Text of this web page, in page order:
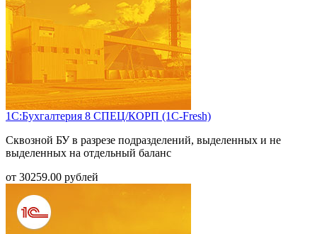
1С:Бухгалтерия 8 СПЕЦ/КОРП (1С-Fresh)
Сквозной БУ в разрезе подразделений, выделенных и не
выделенных на отдельный баланс
от 30259.00 рублей